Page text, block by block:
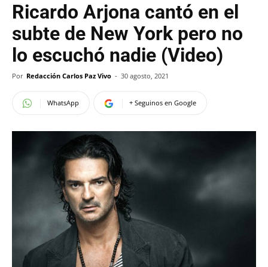
Ricardo Arjona cantó en el
subte de New York pero no
lo escuchó nadie (Video)
Por Redacción Carlos Paz Vivo - 30 agosto, 2021
WhatsApp + Seguinos en Google